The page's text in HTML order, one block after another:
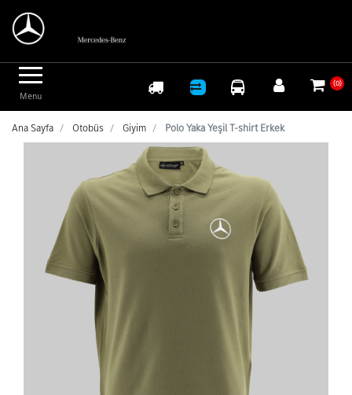
Menu
(0)
Ana Sayfa Otobüs Giyim Polo Yaka Yeşil T-shirt Erkek